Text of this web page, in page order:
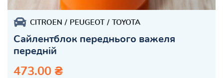
CITROEN PEUGEOT TOYOTA
Сайлентблок переднього важеля
передній
473.00 ₴